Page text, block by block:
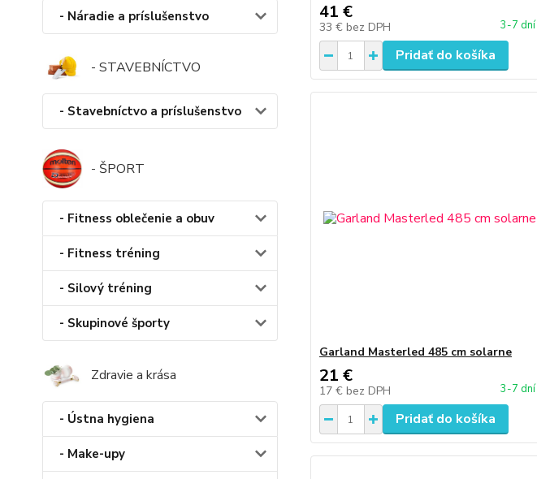
- Náradie a príslušenstvo
- STAVEBNÍCTVO
- Stavebníctvo a príslušenstvo
- ŠPORT
- Fitness oblečenie a obuv
- Fitness tréning
- Silový tréning
- Skupinové športy
Zdravie a krása
- Ústna hygiena
- Make-upy
41 €
33 € bez DPH 3-7 dní
Pridať do košíka
Garland Masterled 485 cm solarne
21 €
17 € bez DPH 3-7 dní
Pridať do košíka